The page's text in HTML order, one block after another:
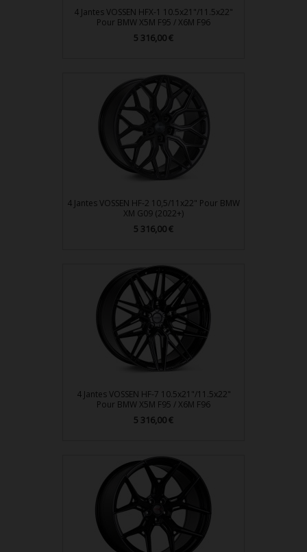
4 Jantes VOSSEN HFX-1 10.5x21"/11.5x22"
Pour BMW X5M F95 / X6M F96
Prix
5 316,00 €
4 Jantes VOSSEN HF-2 10,5/11x22" Pour BMW
XM G09 (2022+)
Prix
5 316,00 €
4 Jantes VOSSEN HF-7 10.5x21"/11.5x22"
Pour BMW X5M F95 / X6M F96
Prix
5 316,00 €